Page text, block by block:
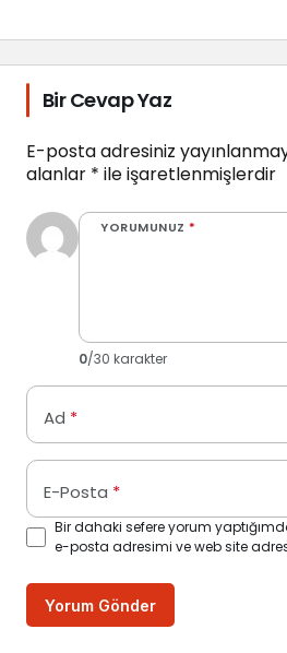
Bir Cevap Yaz
E-posta adresiniz
alanlar * ile işaretlenmişlerdir
YORUMUNUZ *
0/30 karakter
Ad *
E-Posta *
Bir dahaki sefere yorum
e-posta adresimi ve web site
Yorum Gönder